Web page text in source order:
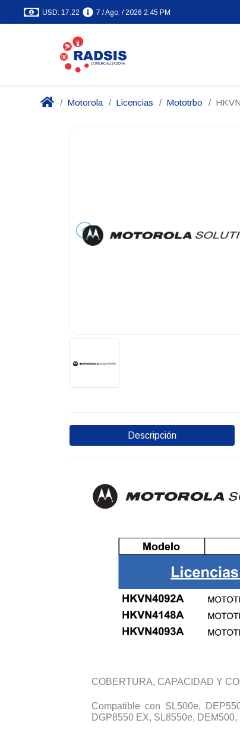
USD: 17.22 7 / Ago. / 2026 2:45 PM
Motorola Licencias Mototrbo
Descripción
COBERTURA, CAPACIDAD Y
Compatible con SL500e,
DGP8550 EX, SL8550e,